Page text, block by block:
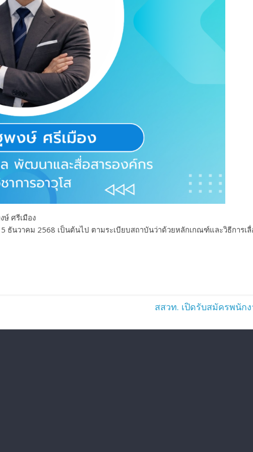
ศรีเมือง
ธันวาคม 2568 เป็นต้นไป ตามระเบียบสถาบันว่าด้วยหลักเกณฑ์และวิธีการเ
สสวท. เปิดรับสมัครพนัก